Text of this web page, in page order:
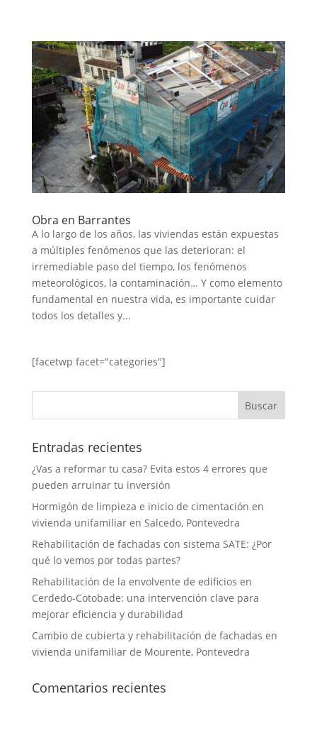
Obra en Barrantes
A lo largo de los años, las viviendas están expuestas
a múltiples fenómenos que las deterioran: el
irremediable paso del tiempo, los fenómenos
meteorológicos, la contaminación… Y como elemento
fundamental en nuestra vida, es importante cuidar
todos los detalles y...
[facetwp facet="categories"]
Entradas recientes
¿Vas a reformar tu casa? Evita estos 4 errores que
pueden arruinar tu inversión
Hormigón de limpieza e inicio de cimentación en
vivienda unifamiliar en Salcedo, Pontevedra
Rehabilitación de fachadas con sistema SATE: ¿Por
qué lo vemos por todas partes?
Rehabilitación de la envolvente de edificios en
Cerdedo-Cotobade: una intervención clave para
mejorar eficiencia y durabilidad
Cambio de cubierta y rehabilitación de fachadas en
vivienda unifamiliar de Mourente, Pontevedra
Comentarios recientes